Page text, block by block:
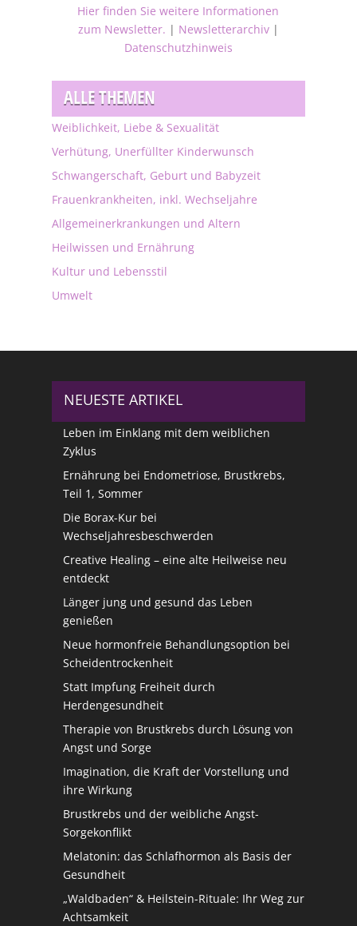
Hier finden Sie weitere Informationen
zum Newsletter. | Newsletterarchiv|
Datenschutzhinweis
ALLE THEMEN
Weiblichkeit, Liebe & Sexualität
Verhütung, Unerfüllter Kinderwunsch
Schwangerschaft, Geburt und Babyzeit
Frauenkrankheiten, inkl. Wechseljahre
Allgemeinerkrankungen und Altern
Heilwissen und Ernährung
Kultur und Lebensstil
Umwelt
NEUESTE ARTIKEL
Leben im Einklang mit dem weiblichen
Zyklus
Ernährung bei Endometriose, Brustkrebs,
Teil 1, Sommer
Die Borax-Kur bei
Wechseljahresbeschwerden
Creative Healing – eine alte Heilweise neu
entdeckt
Länger jung und gesund das Leben
genießen
Neue hormonfreie Behandlungsoption bei
Scheidentrockenheit
Statt Impfung Freiheit durch
Herdengesundheit
Therapie von Brustkrebs durch Lösung von
Angst und Sorge
Imagination, die Kraft der Vorstellung und
ihre Wirkung
Brustkrebs und der weibliche Angst-
Sorgekonflikt
Melatonin: das Schlafhormon als Basis der
Gesundheit
„Waldbaden“ & Heilstein-Rituale: Ihr Weg zur
Achtsamkeit